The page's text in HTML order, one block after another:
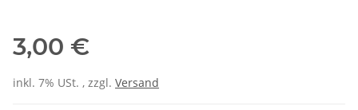
3,00 €
inkl. 7% USt. , zzgl. Versand